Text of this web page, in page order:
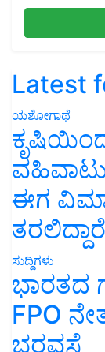
Latest
ಯಶೋಗಾಥೆ
ಈಗ
ಸುದ್ದಿಗಳು
ಭಾರತದ
FPO
ಭರವಸೆ